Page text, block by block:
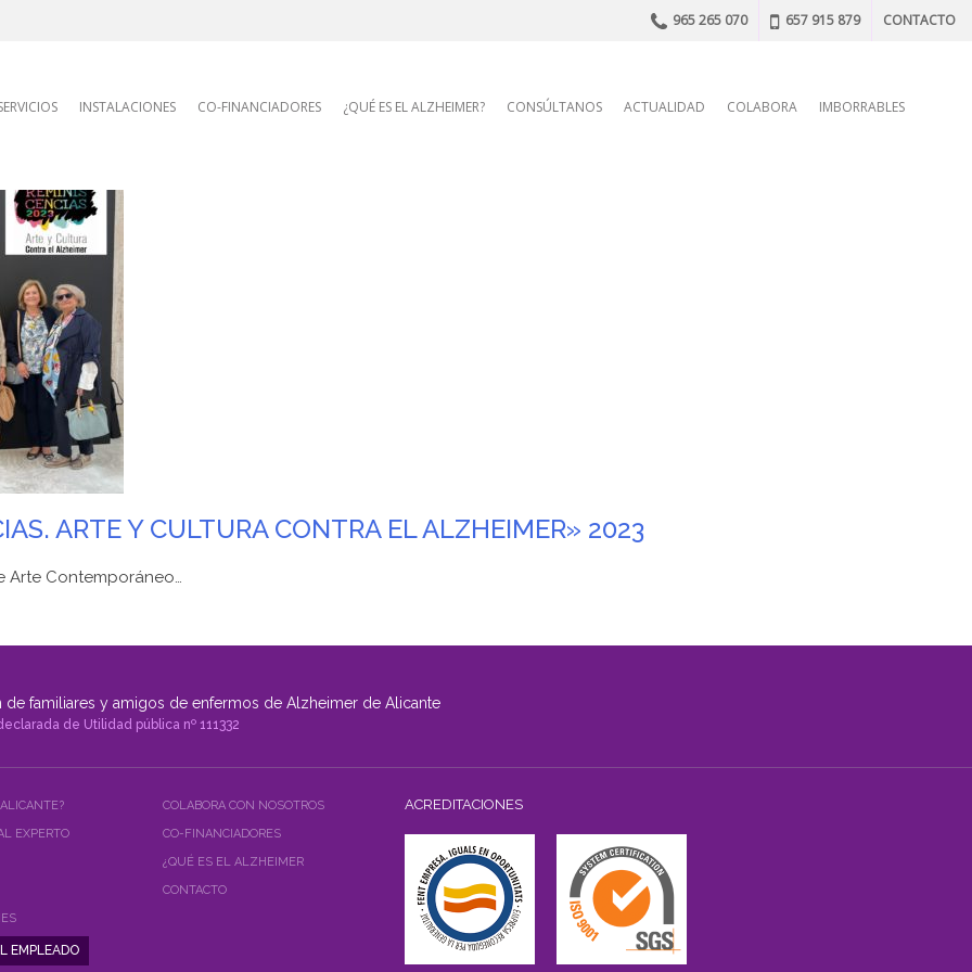
965 265 070 657 915 879 CONTACTO
INSTALACIONES CO-FINANCIADORES ¿QUÉ ES EL ALZHEIMER? CONSÚLTANOS ACTUALIDAD COLABORA IMBORRABLES
ARTE Y CULTURA CONTRA EL ALZHEIMER» 2023
Arte Contemporáneo…
de familiares y amigos de enfermos de Alzheimer de Alicante
de Utilidad pública nº 111332
EXPERTO
COLABORA CON NOSOTROS
CO-FINANCIADORES
¿QUÉ ES EL ALZHEIMER
CONTACTO
ACREDITACIONES